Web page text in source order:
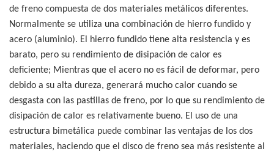
de freno compuesta de dos materiales metálicos diferentes.
Normalmente se utiliza una combinación de hierro fundido y
acero (aluminio). El hierro fundido tiene alta resistencia y es
barato, pero su rendimiento de disipación de calor es
deficiente; Mientras que el acero no es fácil de deformar, pero
debido a su alta dureza, generará mucho calor cuando se
desgasta con las pastillas de freno, por lo que su rendimiento de
disipación de calor es relativamente bueno. El uso de una
estructura bimetálica puede combinar las ventajas de los dos
materiales, haciendo que el disco de freno sea más resistente al